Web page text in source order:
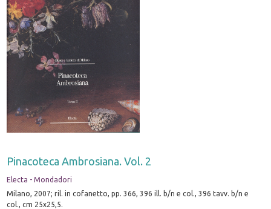
Pinacoteca Ambrosiana. Vol. 2
Electa - Mondadori
Milano, 2007; ril. in cofanetto, pp. 366, 396 ill. b/n e col., 396 tavv. b/n e
col., cm 25x25,5.